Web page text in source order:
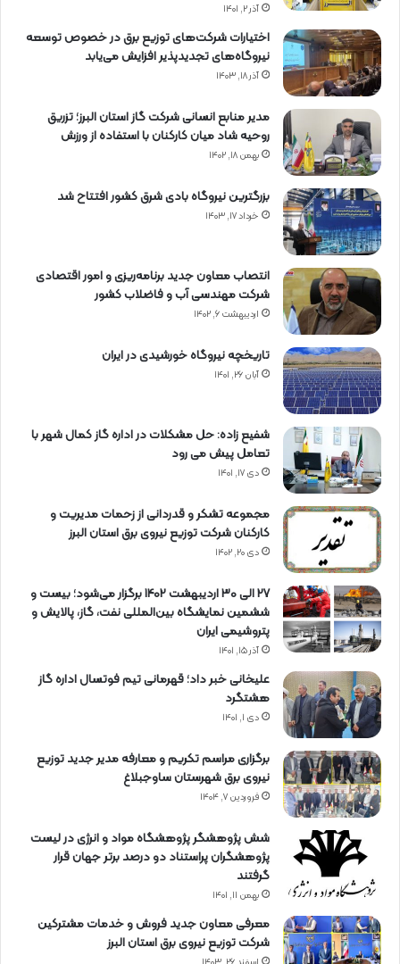
آذر ۲, ۱۴۰۱
اختیارات شرکت‌های توزیع برق در خصوص توسعه
نیروگاه‌های تجدیدپذیر افزایش می‌یابد
آذر ۱۸, ۱۴۰۳
مدیر منابع انسانی شرکت گاز استان البرز؛ تزریق
روحیه شاد میان کارکنان با استفاده از ورزش
بهمن ۱۸, ۱۴۰۲
بزرگترین نیروگاه بادی شرق کشور افتتاح شد
خرداد ۱۷, ۱۴۰۳
انتصاب معاون جدید برنامه‌ریزی و امور اقتصادی
شرکت مهندسی آب و فاضلاب کشور
اردیبهشت ۶, ۱۴۰۲
تاریخچه نیروگاه خورشیدی در ایران
آبان ۲۶, ۱۴۰۱
شفیع زاده: حل مشکلات در اداره گاز کمال شهر با
تعامل پیش می رود
دی ۱۷, ۱۴۰۱
مجموعه تشکر و قدردانی از زحمات مدیریت و
کارکنان شرکت توزیع نیروی برق استان البرز
دی ۲۰, ۱۴۰۲
27 الی 30 اردیبهشت 1402 برگزار می‌شود؛ بیست و
ششمین نمایشگاه بین‌المللی نفت، گاز، پالایش و
پتروشیمی ایران
آذر ۱۵, ۱۴۰۱
علیخانی خبر داد؛ قهرمانی تیم فوتسال اداره گاز
هشتگرد
دی ۱, ۱۴۰۱
برگزاری مراسم تكریم و معارفه مدیر جدید توزیع
نیروی برق شهرستان ساوجبلاغ
فروردین ۷, ۱۴۰۴
شش پژوهشگر پژوهشگاه مواد و انرژی در لیست
پژوهشگران پراستناد دو درصد برتر جهان قرار
گرفتند
بهمن ۱۱, ۱۴۰۱
معرفی معاون جدید فروش و خدمات مشتركین
شركت توزیع نیروی برق استان البرز